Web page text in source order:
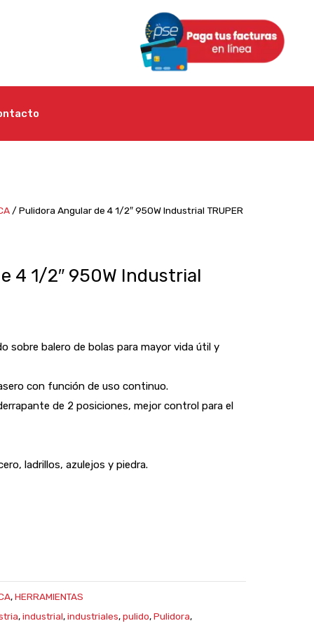
/ Pulidora Angular de 4 1/2″ 950W Industrial TRUPER
4 1/2″ 950W Industrial
sobre balero de bolas para mayor vida útil y
con función de uso continuo.
de 2 posiciones, mejor control para el
ladrillos, azulejos y piedra.
,HERRAMIENTAS
,industrial,industriales,pulido,Pulidora,